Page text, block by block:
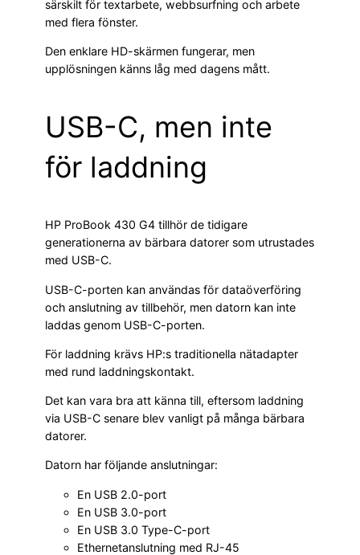
särskilt för textarbete, webbsurfning och arbete
med flera fönster.
Den enklare HD-skärmen fungerar, men
upplösningen känns låg med dagens mått.
USB-C, men inte
för laddning
HP ProBook 430 G4 tillhör de tidigare
generationerna av bärbara datorer som utrustades
med USB-C.
USB-C-porten kan användas för dataöverföring
och anslutning av tillbehör, men datorn kan inte
laddas genom USB-C-porten.
För laddning krävs HP:s traditionella nätadapter
med rund laddningskontakt.
Det kan vara bra att känna till, eftersom laddning
via USB-C senare blev vanligt på många bärbara
datorer.
Datorn har följande anslutningar:
En USB 2.0-port
En USB 3.0-port
En USB 3.0 Type-C-port
Ethernetanslutning med RJ-45